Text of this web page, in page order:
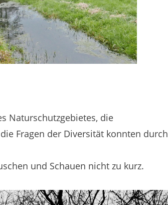
Naturschutzgebietes, die
Fragen der Diversität konnten durch
und Schauen nicht zu kurz.